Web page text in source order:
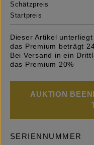
Schätzpreis
Startpreis
Dieser Artikel
das Premium beträgt
Bei Versand in ein
das Premium 20%
AUKTION
SERIENNUMMER